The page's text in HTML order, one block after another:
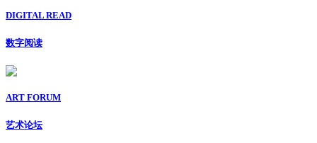
DIGITAL READ
数字阅读
ART FORUM
艺术论坛